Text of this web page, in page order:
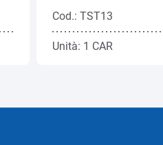
Cod.: TST13
Unità: 1 CAR